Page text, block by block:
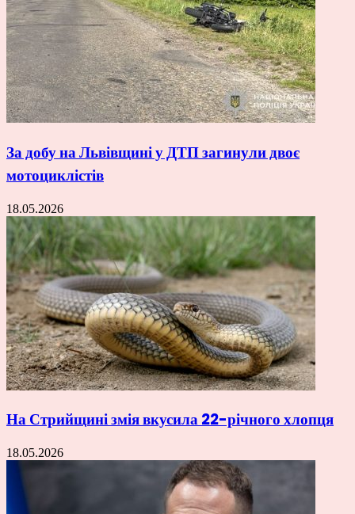
За добу на Львівщині у ДТП загинули двоє
мотоциклістів
18.05.2026
На Стрийщині змія вкусила 22-річного хлопця
18.05.2026